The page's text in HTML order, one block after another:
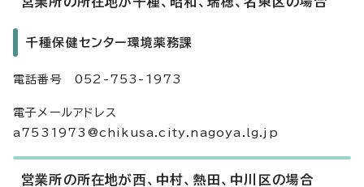
千種保健センター環境薬務課
電話番号 052-753-1973
電子メールアドレス
a7531973@chikusa.city.nagoya.lg.jp
営業所の所在地が西、中村、熱田、中川区の場合